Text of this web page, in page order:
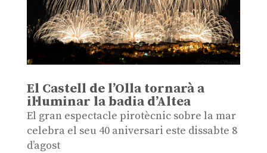
El Castell de l’Olla tornarà a
il·luminar la badia d’Altea
El gran espectacle pirotècnic sobre la mar
celebra el seu 40 aniversari este dissabte 8
d’agost